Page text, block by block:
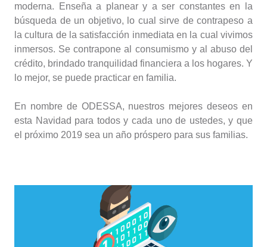
moderna. Enseña a planear y a ser constantes en la
búsqueda de un objetivo, lo cual sirve de contrapeso a
la cultura de la satisfacción inmediata en la cual vivimos
inmersos. Se contrapone al consumismo y al abuso del
crédito, brindado tranquilidad financiera a los hogares. Y
lo mejor, se puede practicar en familia.
En nombre de ODESSA, nuestros mejores deseos en
esta Navidad para todos y cada uno de ustedes, y que
el próximo 2019 sea un año próspero para sus familias.